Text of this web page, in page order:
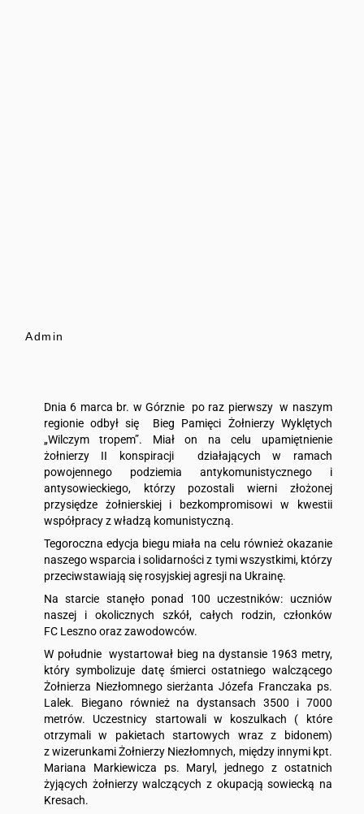
Admin
Dnia 6 marca br. w Górznie po raz pierwszy w naszym
regionie odbył się Bieg Pamięci Żołnierzy Wyklętych
„Wilczym tropem”. Miał on na celu upamiętnienie
żołnierzy II konspiracji działających w ramach
powojennego podziemia antykomunistycznego i
antysowieckiego, którzy pozostali wierni złożonej
przysiędze żołnierskiej i bezkompromisowi w kwestii
współpracy z władzą komunistyczną.
Tegoroczna edycja biegu miała na celu również okazanie
naszego wsparcia i solidarności z tymi wszystkimi, którzy
przeciwstawiają się rosyjskiej agresji na Ukrainę.
Na starcie stanęło ponad 100 uczestników: uczniów
naszej i okolicznych szkół, całych rodzin, członków
FC Leszno oraz zawodowców.
W południe wystartował bieg na dystansie 1963 metry,
który symbolizuje datę śmierci ostatniego walczącego
Żołnierza Niezłomnego sierżanta Józefa Franczaka ps.
Lalek. Biegano również na dystansach 3500 i 7000
metrów. Uczestnicy startowali w koszulkach ( które
otrzymali w pakietach startowych wraz z bidonem)
z wizerunkami Żołnierzy Niezłomnych, między innymi kpt.
Mariana Markiewicza ps. Maryl, jednego z ostatnich
żyjących żołnierzy walczących z okupacją sowiecką na
Kresach.